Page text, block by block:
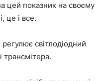
цей показник на своєму
це і все.
світлодіодний
трансмітера.